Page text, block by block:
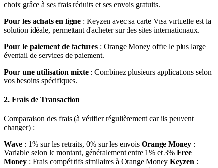
choix grâce à ses frais réduits et ses envois gratuits.
Pour les achats en ligne : Keyzen avec sa carte Visa virtuelle est la
solution idéale, permettant d'acheter sur des sites internationaux.
Pour le paiement de factures : Orange Money offre le plus large
éventail de services de paiement.
Pour une utilisation mixte : Combinez plusieurs applications selon
vos besoins spécifiques.
2. Frais de Transaction
Comparaison des frais (à vérifier régulièrement car ils peuvent
changer) :
Wave : 1% sur les retraits, 0% sur les envois Orange Money :
Variable selon le montant, généralement entre 1% et 3% Free
Money : Frais compétitifs similaires à Orange Money Keyzen :